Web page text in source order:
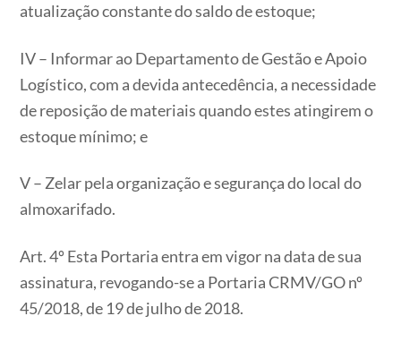
atualização constante do saldo de estoque;
IV – Informar ao Departamento de Gestão e Apoio
Logístico, com a devida antecedência, a necessidade
de reposição de materiais quando estes atingirem o
estoque mínimo; e
V – Zelar pela organização e segurança do local do
almoxarifado.
Art. 4º Esta Portaria entra em vigor na data de sua
assinatura, revogando-se a Portaria CRMV/GO nº
45/2018, de 19 de julho de 2018.